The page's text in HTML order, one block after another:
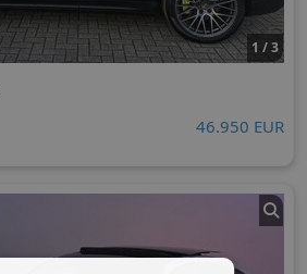
1 / 3
46.950 EUR